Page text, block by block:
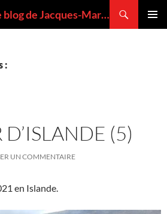
VOLCANMANIA : le blog de Jacques-Marie BARDINTZEFF, volcanologue
:
(5)
UN COMMENTAIRE
en Islande.